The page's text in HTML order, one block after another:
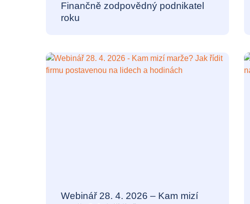
Finančně zodpovědný podnikatel
roku
Webinář 28. 4. 2026 – Kam mizí